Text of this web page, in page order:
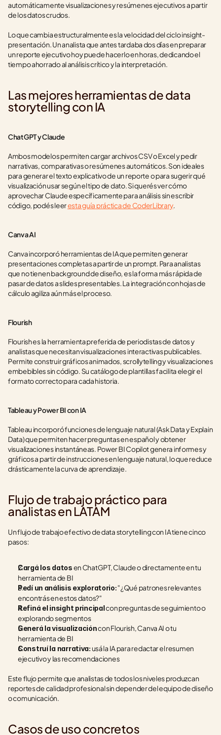
automáticamente visualizaciones y resúmenes ejecutivos a partir
de los datos crudos.
Lo que cambia estructuralmente es la velocidad del ciclo insight-
presentación. Un analista que antes tardaba dos días en preparar
un reporte ejecutivo hoy puede hacerlo en horas, dedicando el
tiempo ahorrado al análisis crítico y la interpretación.
Las mejores herramientas de data
storytelling con IA
ChatGPT y Claude
Ambos modelos permiten cargar archivos CSV o Excel y pedir
narrativas, comparativas o resúmenes automáticos. Son ideales
para generar el texto explicativo de un reporte o para sugerir qué
visualización usar según el tipo de dato. Si querés ver cómo
aprovechar Claude específicamente para análisis sin escribir
código, podés leer esta guía práctica de CoderLibrary.
Canva AI
Canva incorporó herramientas de IA que permiten generar
presentaciones completas a partir de un prompt. Para analistas
que no tienen background de diseño, es la forma más rápida de
pasar de datos a slides presentables. La integración con hojas de
cálculo agiliza aún más el proceso.
Flourish
Flourish es la herramienta preferida de periodistas de datos y
analistas que necesitan visualizaciones interactivas publicables.
Permite construir gráficos animados, scrollytelling y visualizaciones
embebibles sin código. Su catálogo de plantillas facilita elegir el
formato correcto para cada historia.
Tableau y Power BI con IA
Tableau incorporó funciones de lenguaje natural (Ask Data y Explain
Data) que permiten hacer preguntas en español y obtener
visualizaciones instantáneas. Power BI Copilot genera informes y
gráficos a partir de instrucciones en lenguaje natural, lo que reduce
drásticamente la curva de aprendizaje.
Flujo de trabajo práctico para
analistas en LATAM
Un flujo de trabajo efectivo de data storytelling con IA tiene cinco
pasos:
Cargá los datos en ChatGPT, Claude o directamente en tu
herramienta de BI
Pedí un análisis exploratorio: "¿Qué patrones relevantes
encontrás en estos datos?"
Refiná el insight principal con preguntas de seguimiento o
explorando segmentos
Generá la visualización con Flourish, Canva AI o tu
herramienta de BI
Construí la narrativa: usá la IA para redactar el resumen
ejecutivo y las recomendaciones
Este flujo permite que analistas de todos los niveles produzcan
reportes de calidad profesional sin depender del equipo de diseño
o comunicación.
Casos de uso concretos